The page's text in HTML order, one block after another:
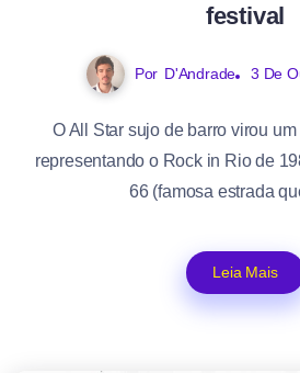
festival
Por D'Andrade 3 De
O All Star sujo de barro virou
representando o Rock in Rio de
66 (famosa estrada
Leia Mais